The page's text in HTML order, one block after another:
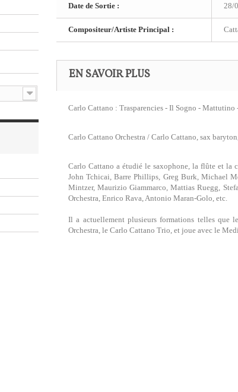
Date de Sortie : 28/
Compositeur/Artiste Principal :
EN SAVOIR PLUS
Carlo Cattano : Trasparencies - Il Sogno -
Carlo Cattano Orchestra / Carlo Cattano, sax
Carlo Cattano a étudié le saxophone, la flûte et la
John Tchicai, Barre Phillips, Greg Burk, Michael
Mintzer, Maurizio Giammarco, Mattias Ruegg,
Orchestra, Enrico Rava, Antonio Maran-Golo, etc.
Il a actuellement plusieurs formations telles que
Orchestra, le Carlo Cattano Trio, et joue avec le